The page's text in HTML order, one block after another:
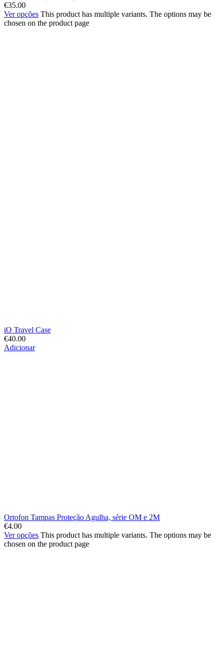
€35.00
Ver opções This product has multiple variants. The options may be
chosen on the product page
iO Travel Case
€40.00
Adicionar
Ortofon Tampas Proteção Agulha, série OM e 2M
€4.00
Ver opções This product has multiple variants. The options may be
chosen on the product page